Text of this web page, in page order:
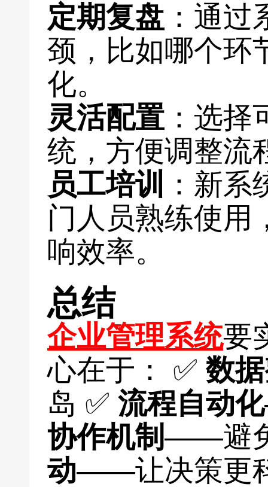
定期复盘 ：通
颈，比如哪个环
化。
灵活配置 ：选
统，方便调整流
员工培训
：新
门人员熟练使用
响效率。
总结
企业管理系统要
心在于： ✅数
岛 ✅ 流程自动化
协作机制 ——避
动——让决策更